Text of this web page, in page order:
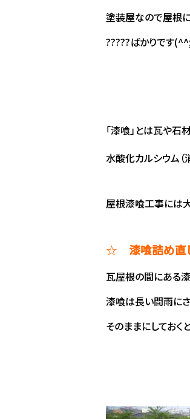
塗装屋なので屋根
?????ばかりです
「漆喰」とは瓦や
水酸化カルシウム（
屋根漆喰工事には
☆ 漆喰詰め直
瓦屋根の間にある
漆喰は長い間雨にさ
そのままにしておく